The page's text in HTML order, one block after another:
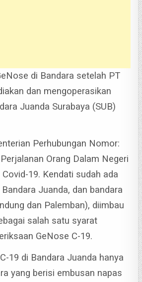
di Bandara setelah PT
dan mengoperasikan
Juanda Surabaya (SUB)
Perhubungan Nomor:
Orang Dalam Negeri
19. Kendati sudah ada
Juanda, dan bandara
dan Palemban), diimbau
salah satu syarat
GeNose C-19.
19 di Bandara Juanda hanya
yang berisi embusan napas